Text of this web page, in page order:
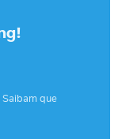
Saibam que